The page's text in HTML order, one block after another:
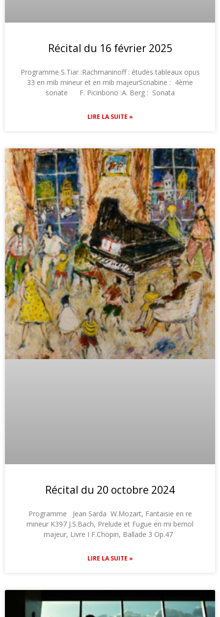
Récital du 16 février 2025
Programme S.Tiar :Rachmaninoff : études tableaux opus
33 en mib mineur et en mib majeurScriabine : 4ème
sonate F. Picinbono :A. Berg : Sonata
LIRE LA SUITE »
Récital du 20 octobre 2024
Programme Jean Sarda W.Mozart, Fantaisie en re
mineur K397 J.S.Bach, Prelude et Fugue en mi bemol
majeur, Livre I F.Chopin, Ballade 3 Op.47
LIRE LA SUITE »